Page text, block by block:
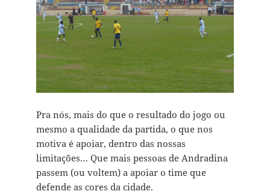
Pra nós, mais do que o resultado do jogo ou
mesmo a qualidade da partida, o que nos
motiva é apoiar, dentro das nossas
limitações… Que mais pessoas de Andradina
passem (ou voltem) a apoiar o time que
defende as cores da cidade.